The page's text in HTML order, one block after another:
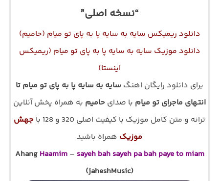
“نسخه اصلی”
دانلود ریمیکس سایه به سایه پا به پای تو میام (حامیم)
دانلود موزیک سایه به سایه پا به پای تو میام (ریمیکس
اینستا)
برای دانلود رایگان اهنگ سایه به سایه پا به پای تو میام تا
انتهای ماجرای تو میام با صدای حامیم به همراه پخش آنلاین
ترانه و متن کامل موزیک با کیفیت اصلی 320 و 128 با
جهش
موزیک همراه باشید
Ahang Haamim– sayeh bah sayeh pa bah paye to miam
(jaheshMusic)